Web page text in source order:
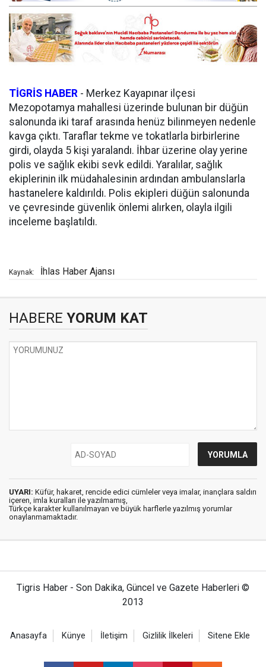
TİGRİS HABER - Merkez Kayapınar ilçesi
Mezopotamya mahallesi üzerinde bulunan bir düğün
salonunda iki taraf arasında henüz bilinmeyen nedenle
kavga çıktı. Taraflar tekme ve tokatlarla birbirlerine
girdi, olayda 5 kişi yaralandı. İhbar üzerine olay yerine
polis ve sağlık ekibi sevk edildi. Yaralılar, sağlık
ekiplerinin ilk müdahalesinin ardından ambulanslarla
hastanelere kaldırıldı. Polis ekipleri düğün salonunda
ve çevresinde güvenlik önlemi alırken, olayla ilgili
inceleme başlatıldı.
Kaynak: İhlas Haber Ajansı
HABERE YORUM KAT
UYARI: Küfür, hakaret, rencide edici cümleler veya imalar, inançlara saldırı
içeren, imla kuralları ile yazılmamış,
Türkçe karakter kullanılmayan ve büyük harflerle yazılmış yorumlar
onaylanmamaktadır.
Tigris Haber - Son Dakika, Güncel ve Gazete Haberleri ©
2013
Anasayfa Künye İletişim Gizlilik İlkeleri Sitene Ekle